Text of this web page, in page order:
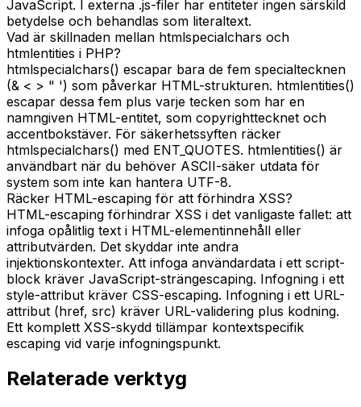
JavaScript. I externa .js-filer har entiteter ingen särskild
betydelse och behandlas som literaltext.
Vad är skillnaden mellan htmlspecialchars och
htmlentities i PHP?
htmlspecialchars() escapar bara de fem specialtecknen
(& < > " ') som påverkar HTML-strukturen. htmlentities()
escapar dessa fem plus varje tecken som har en
namngiven HTML-entitet, som copyrighttecknet och
accentbokstäver. För säkerhetssyften räcker
htmlspecialchars() med ENT_QUOTES. htmlentities() är
användbart när du behöver ASCII-säker utdata för
system som inte kan hantera UTF-8.
Räcker HTML-escaping för att förhindra XSS?
HTML-escaping förhindrar XSS i det vanligaste fallet: att
infoga opålitlig text i HTML-elementinnehåll eller
attributvärden. Det skyddar inte andra
injektionskontexter. Att infoga användardata i ett script-
block kräver JavaScript-strängescaping. Infogning i ett
style-attribut kräver CSS-escaping. Infogning i ett URL-
attribut (href, src) kräver URL-validering plus kodning.
Ett komplett XSS-skydd tillämpar kontextspecifik
escaping vid varje infogningspunkt.
Relaterade verktyg